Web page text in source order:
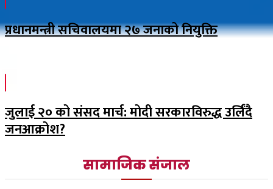
प्रधानमन्त्री सचिवालयमा २७ जनाको नियुक्ति
जुलाई २० को संसद मार्च: मोदी सरकारविरुद्ध उर्लिंदै
जनआक्रोश?
सामाजिक संजाल